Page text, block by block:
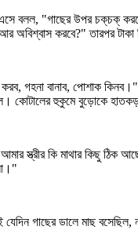
বলল, "গাছের উপর চক্‌চক্‌
করবে?" তারপর টাকা
করব, গহনা বানাব, পোশাক
কোটালের হুকুমে বুড়োকে
স্ত্রীর কি মাথার কিছু ঠিক
যেদিন গাছের ডালে মাছ